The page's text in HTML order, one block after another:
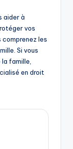
aider à
vos
les
Si vous
famille,
en droit